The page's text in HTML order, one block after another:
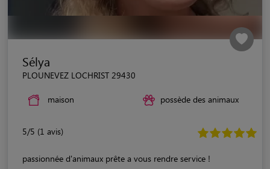
Sélya
PLOUNEVEZ LOCHRIST 29430
maison possède des animaux
5/5 (1 avis)
passionnée d'animaux prête a vous rendre service !